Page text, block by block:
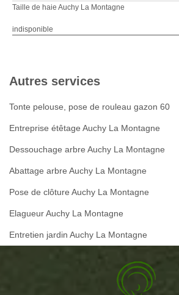
Taille de haie Auchy La Montagne
indisponible
Autres services
Tonte pelouse, pose de rouleau gazon 60
Entreprise étêtage Auchy La Montagne
Dessouchage arbre Auchy La Montagne
Abattage arbre Auchy La Montagne
Pose de clôture Auchy La Montagne
Elagueur Auchy La Montagne
Entretien jardin Auchy La Montagne